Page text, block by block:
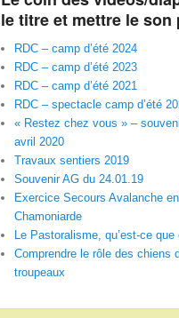
le titre et mettre le
RDC – camp d’été 2024
RDC – camp d’été 2023
RDC – camp d’été 2021
RDC – spectacle camp d’été
« Restez chez vous » –
avril 2020
Travaux sentiers 2019
Souvenir AG du 24.01.19
Exercice Secours Avalanche
Chamoniarde
Le Pastoralisme, qu’est-ce que
Comprendre le rôle des chiens
troupeaux